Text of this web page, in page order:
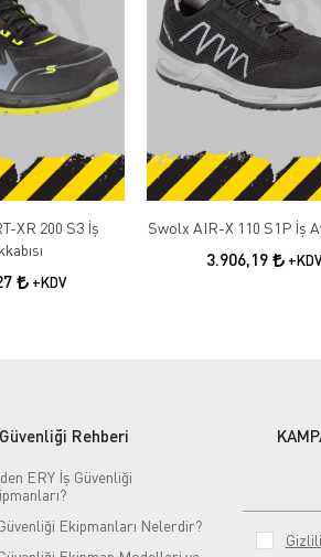
XR 200 S3 İş
+KDV
Swolx AIR-X 110 S1P İş
3.906,19 +KDV
Rehberi
ERY İş Güvenliği
Ekipmanları Nelerdir?